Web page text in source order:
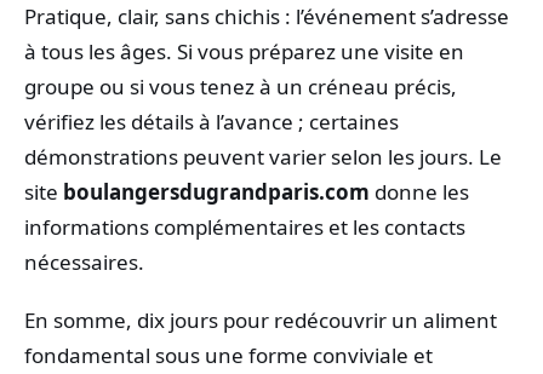
Pratique, clair, sans chichis : l’événement s’adresse
à tous les âges. Si vous préparez une visite en
groupe ou si vous tenez à un créneau précis,
vérifiez les détails à l’avance ; certaines
démonstrations peuvent varier selon les jours. Le
site boulangersdugrandparis.com donne les
informations complémentaires et les contacts
nécessaires.
En somme, dix jours pour redécouvrir un aliment
fondamental sous une forme conviviale et